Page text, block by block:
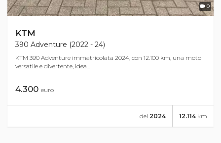
0
KTM
390 Adventure (2022 - 24)
KTM 390 Adventure immatricolata 2024, con 12.100 km, una moto
versatile e divertente, idea...
4.300 euro
12.114 km
del 2024